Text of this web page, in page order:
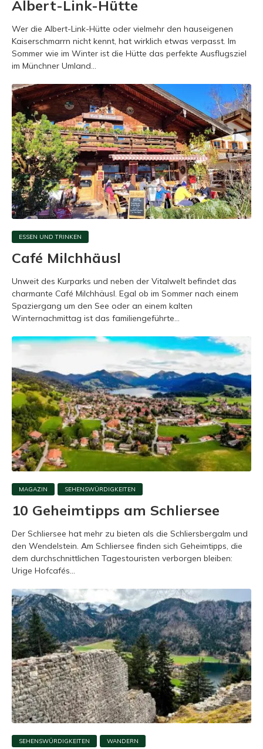
Albert-Link-Hütte
Wer die Albert-Link-Hütte oder vielmehr den hauseigenen
Kaiserschmarrn nicht kennt, hat wirklich etwas verpasst. Im
Sommer wie im Winter ist die Hütte das perfekte Ausflugsziel
im Münchner Umland...
ESSEN UND TRINKEN
Café Milchhäusl
Unweit des Kurparks und neben der Vitalwelt befindet das
charmante Café Milchhäusl. Egal ob im Sommer nach einem
Spaziergang um den See oder an einem kalten
Winternachmittag ist das familiengeführte...
MAGAZIN SEHENSWÜRDIGKEITEN
10 Geheimtipps am Schliersee
Der Schliersee hat mehr zu bieten als die Schliersbergalm und
den Wendelstein. Am Schliersee finden sich Geheimtipps, die
dem durchschnittlichen Tagestouristen verborgen bleiben:
Urige Hofcafés...
SEHENSWÜRDIGKEITEN WANDERN